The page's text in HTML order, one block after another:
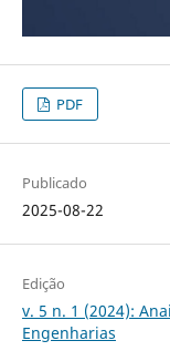
PDF
Publicado
2025-08-22
Edição
v. 5 n. 1 (2024):
Engenharias